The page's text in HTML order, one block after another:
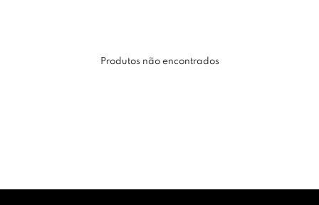
Produtos não encontrados